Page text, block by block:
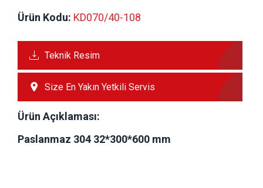
Ürün Kodu: KD070/40-108
Teknik Resim
Size En Yakın Yetkili Servis
Ürün Açıklaması:
Paslanmaz 304 32*300*600 mm